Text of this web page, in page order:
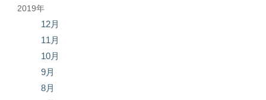
2019年
12月
11月
10月
9月
8月